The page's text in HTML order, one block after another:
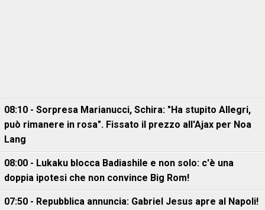
08:10 - Sorpresa Marianucci, Schira: "Ha stupito Allegri,
può rimanere in rosa". Fissato il prezzo all'Ajax per Noa
Lang
08:00 - Lukaku blocca Badiashile e non solo: c'è una
doppia ipotesi che non convince Big Rom!
07:50 - Repubblica annuncia: Gabriel Jesus apre al Napoli!